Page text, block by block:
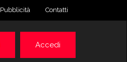
Pubblicità Contatti
Accedi